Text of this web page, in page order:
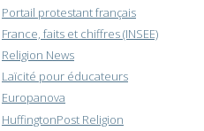
Portail protestant français
France, faits et chiffres (INSEE)
Religion News
Laïcité pour éducateurs
Europanova
HuffingtonPost Religion